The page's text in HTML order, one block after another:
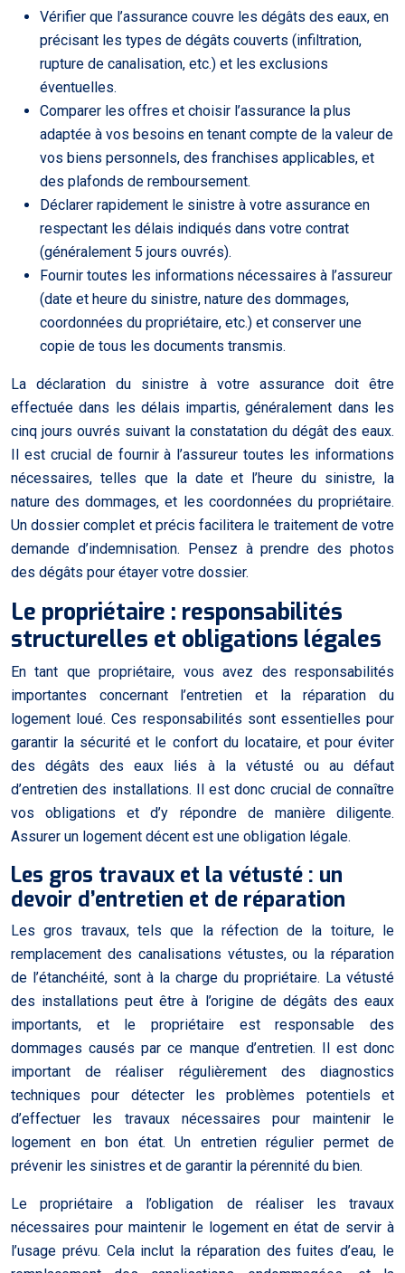
Vérifier que l’assurance couvre les dégâts des eaux, en
précisant les types de dégâts couverts (infiltration,
rupture de canalisation, etc.) et les exclusions
éventuelles.
Comparer les offres et choisir l’assurance la plus
adaptée à vos besoins en tenant compte de la valeur de
vos biens personnels, des franchises applicables, et
des plafonds de remboursement.
Déclarer rapidement le sinistre à votre assurance en
respectant les délais indiqués dans votre contrat
(généralement 5 jours ouvrés).
Fournir toutes les informations nécessaires à l’assureur
(date et heure du sinistre, nature des dommages,
coordonnées du propriétaire, etc.) et conserver une
copie de tous les documents transmis.
La déclaration du sinistre à votre assurance doit être
effectuée dans les délais impartis, généralement dans les
cinq jours ouvrés suivant la constatation du dégât des eaux.
Il est crucial de fournir à l’assureur toutes les informations
nécessaires, telles que la date et l’heure du sinistre, la
nature des dommages, et les coordonnées du propriétaire.
Un dossier complet et précis facilitera le traitement de votre
demande d’indemnisation. Pensez à prendre des photos
des dégâts pour étayer votre dossier.
Le propriétaire : responsabilités
structurelles et obligations légales
En tant que propriétaire, vous avez des responsabilités
importantes concernant l’entretien et la réparation du
logement loué. Ces responsabilités sont essentielles pour
garantir la sécurité et le confort du locataire, et pour éviter
des dégâts des eaux liés à la vétusté ou au défaut
d’entretien des installations. Il est donc crucial de connaître
vos obligations et d’y répondre de manière diligente.
Assurer un logement décent est une obligation légale.
Les gros travaux et la vétusté : un
devoir d’entretien et de réparation
Les gros travaux, tels que la réfection de la toiture, le
remplacement des canalisations vétustes, ou la réparation
de l’étanchéité, sont à la charge du propriétaire. La vétusté
des installations peut être à l’origine de dégâts des eaux
importants, et le propriétaire est responsable des
dommages causés par ce manque d’entretien. Il est donc
important de réaliser régulièrement des diagnostics
techniques pour détecter les problèmes potentiels et
d’effectuer les travaux nécessaires pour maintenir le
logement en bon état. Un entretien régulier permet de
prévenir les sinistres et de garantir la pérennité du bien.
Le propriétaire a l’obligation de réaliser les travaux
nécessaires pour maintenir le logement en état de servir à
l’usage prévu. Cela inclut la réparation des fuites d’eau, le